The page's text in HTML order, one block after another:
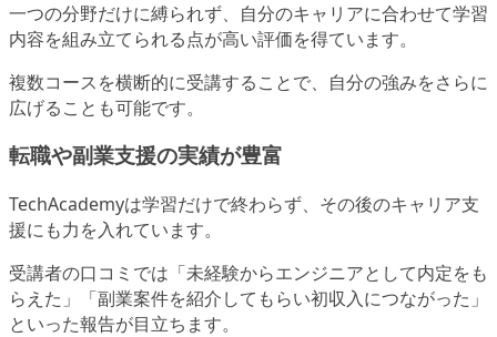
一つの分野だけに縛られず、自分のキャリアに合わせて学習
内容を組み立てられる点が高い評価を得ています。
複数コースを横断的に受講することで、自分の強みをさらに
広げることも可能です。
転職や副業支援の実績が豊富
TechAcademyは学習だけで終わらず、その後のキャリア支
援にも力を入れています。
受講者の口コミでは「未経験からエンジニアとして内定をも
らえた」「副業案件を紹介してもらい初収入につながった」
といった報告が目立ちます。